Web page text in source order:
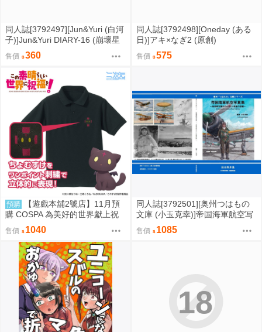
同人誌[3792497][Jun&Yuri (白河
子)]Jun&Yuri DIARY-16 (崩壞星
穹鐵道 )
售價 360
同人誌[3792498][Oneday (ある
日)]アキ×なぎ2 (原創)
售價 575
預購
【遊戲本舖2號店】11月預
購 COSPA 為美好的世界獻上祝
福！ 點仔 刺繡Polo衫 0822
售價 1040
同人誌[3792501][奥州つはもの
文庫 (小玉克幸)]帝国海軍航空写
真集 (ミリタリー)
售價 1085
18